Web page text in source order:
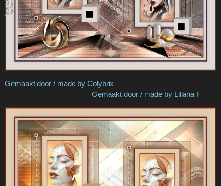
Gemaakt door / made by Colybrix
Gemaakt door / made by Liliana F